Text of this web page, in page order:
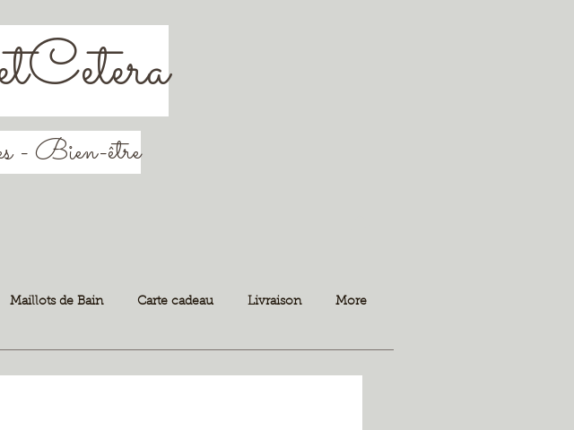
- Bien-être
Maillots de Bain Carte cadeau Livraison More